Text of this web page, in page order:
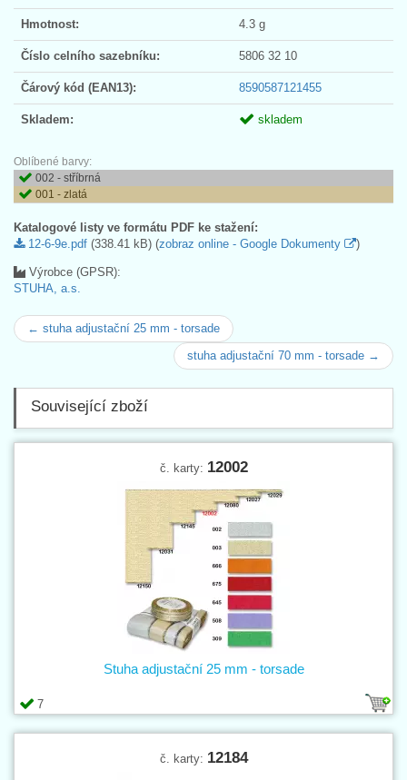
Hmotnost: 4.3 g
Číslo celního sazebníku: 5806 32 10
Čárový kód (EAN13): 8590587121455
Skladem: skladem
Oblíbené barvy:
002 - stříbrná
001 - zlatá
Katalogové listy ve formátu PDF ke stažení:
12-6-9e.pdf (338.41 kB) (zobraz online - Google Dokumenty )
Výrobce (GPSR):
STUHA, a.s.
← stuha adjustační 25 mm - torsade
stuha adjustační 70 mm - torsade →
Související zboží
č. karty: 12002
7
Stuha adjustační 25 mm - torsade
č. karty: 12184